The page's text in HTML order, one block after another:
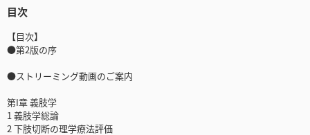
目次
【目次】
●第2版の序
●ストリーミング動画のご案内
第I章 義肢学
1 義肢学総論
2 下肢切断の理学療法評価